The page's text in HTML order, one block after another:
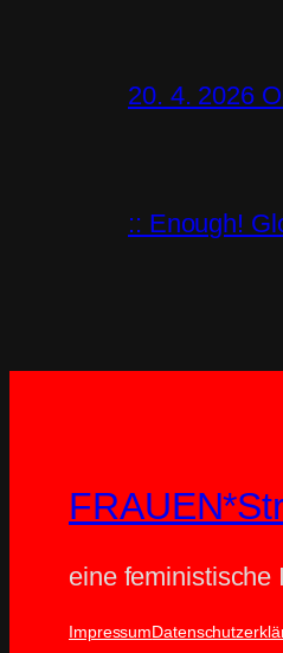
20. 4. 2026
:: Enough!
eine feministische
Impressum